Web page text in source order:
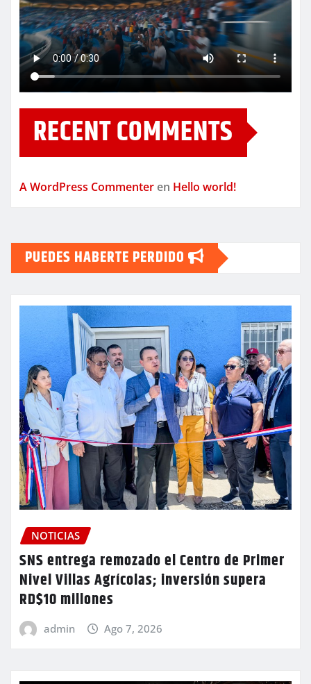
RECENT COMMENTS
A WordPress Commenter en Hello world!
PUEDES HABERTE PERDIDO
NOTICIAS
SNS entrega remozado el Centro de Primer
Nivel Villas Agrícolas; inversión supera
RD$10 millones
admin Ago 7, 2026